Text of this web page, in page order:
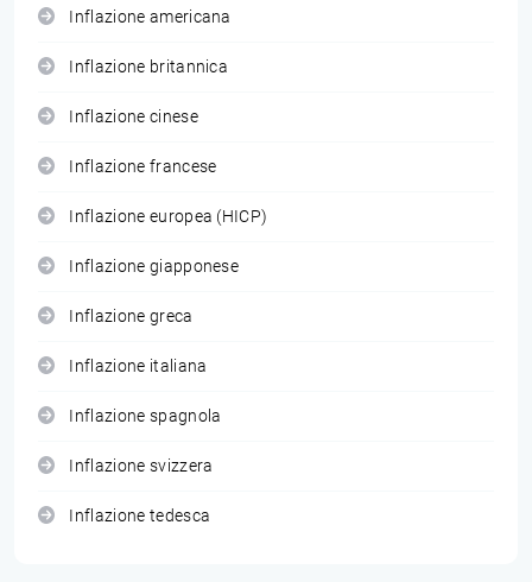
Inflazione americana
Inflazione britannica
Inflazione cinese
Inflazione francese
Inflazione europea (HICP)
Inflazione giapponese
Inflazione greca
Inflazione italiana
Inflazione spagnola
Inflazione svizzera
Inflazione tedesca